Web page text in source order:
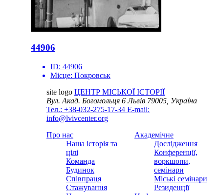
44906
ID: 44906
Місце: Покровськ
site logo ЦЕНТР МІСЬКОЇ ІСТОРІЇ
Вул. Акад. Богомольця 6Львів 79005, Україна
Тел.: +38-032-275-17-34 E-mail:
info@lvivcenter.org
Про нас
Наша історія та
цілі
Команда
Будинок
Співпраця
Стажування
Академічне
Дослідження
Конференції,
воркшопи,
семінари
Міські семінари
Резиденції